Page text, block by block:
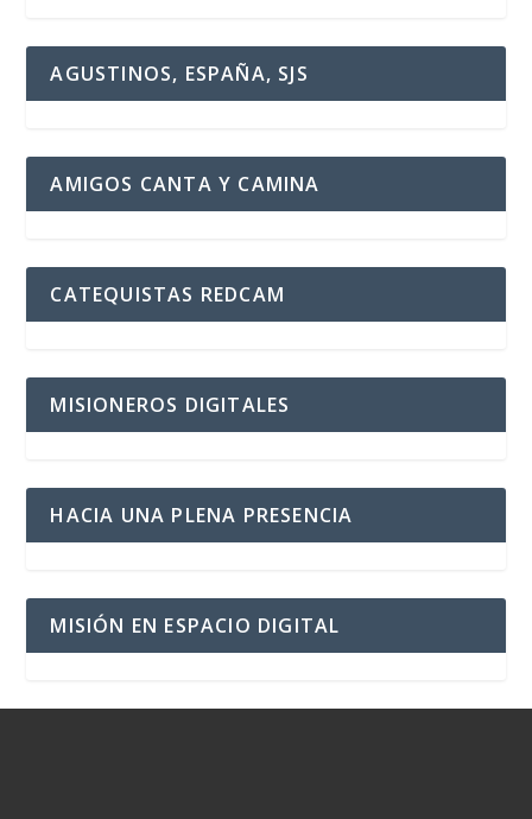
AGUSTINOS, ESPAÑA, SJS
AMIGOS CANTA Y CAMINA
CATEQUISTAS REDCAM
MISIONEROS DIGITALES
HACIA UNA PLENA PRESENCIA
MISIÓN EN ESPACIO DIGITAL